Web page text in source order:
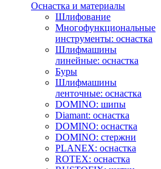
Оснастка и материалы
Шлифование
Многофункциональные
инструменты: оснастка
Шлифмашины
линейные: оснастка
Буры
Шлифмашины
ленточные: оснастка
DOMINO: шипы
Diamant: оснастка
DOMINO: оснастка
DOMINO: стержни
PLANEX: оснастка
ROTEX: оснастка